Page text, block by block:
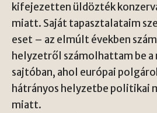
kifejezetten üldözték
miatt. Saját tapasztalataim
eset – az elmúlt években
helyzetről számolhattam be
sajtóban, ahol európai
hátrányos helyzetbe politikai
miatt.